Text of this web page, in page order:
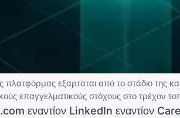
πλατφόρμας εξαρτάται από το στάδιο της
επαγγελματικούς στόχους στο
εναντίον LinkedIn εναντίον